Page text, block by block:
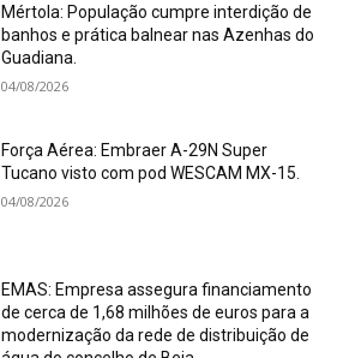
Mértola: População cumpre interdição de
banhos e prática balnear nas Azenhas do
Guadiana.
04/08/2026
Força Aérea: Embraer A-29N Super
Tucano visto com pod WESCAM MX-15.
04/08/2026
EMAS: Empresa assegura financiamento
de cerca de 1,68 milhões de euros para a
modernização da rede de distribuição de